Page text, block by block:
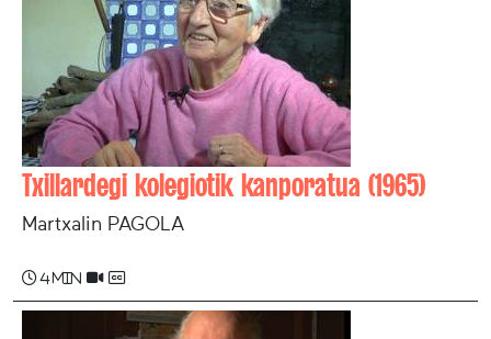
Txillardegi kolegiotik kanporatua (1965)
Martxalin PAGOLA
4 min